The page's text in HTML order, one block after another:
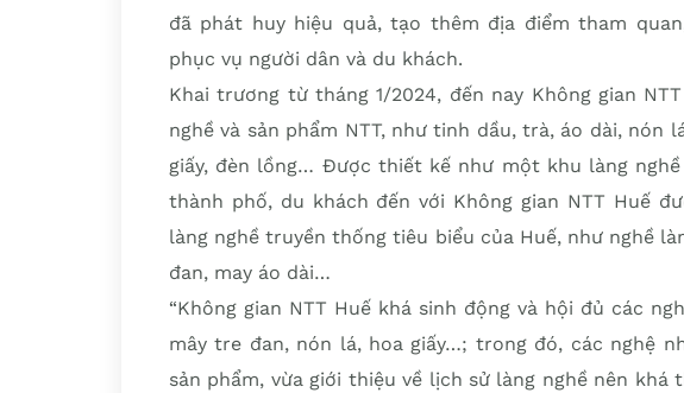
đã phát huy hiệu quả, tạo thêm địa điểm tham
phục vụ người dân và du khách.
Khai trương từ tháng 1/2024, đến nay Không gian
nghề và sản phẩm NTT, như tinh dầu, trà, áo dài, nón
giấy, đèn lồng… Được thiết kế như một khu làng
thành phố, du khách đến với Không gian NTT Huế
làng nghề truyền thống tiêu biểu của Huế, như nghề
đan, may áo dài…
“Không gian NTT Huế khá sinh động và hội đủ các
mây tre đan, nón lá, hoa giấy…; trong đó, các nghệ
sản phẩm, vừa giới thiệu về lịch sử làng nghề nên khá